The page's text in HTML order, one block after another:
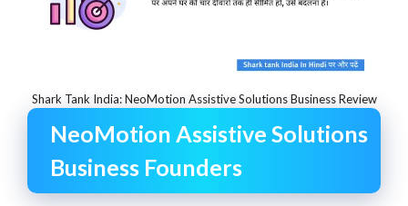
Shark Tank India: NeoMotion Assistive Solutions Business Review
NeoMotion Assistive Solutions
Business Founders